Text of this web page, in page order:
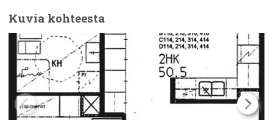
Kuvia kohteesta